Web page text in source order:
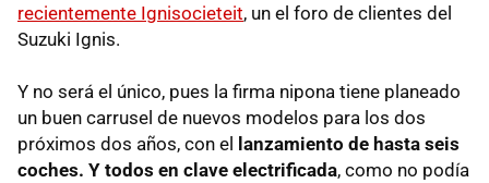
recientemente Ignisocieteit, un el foro de clientes del
Suzuki Ignis.
Y no será el único, pues la firma nipona tiene planeado
un buen carrusel de nuevos modelos para los dos
próximos dos años, con el lanzamiento de hasta seis
coches. Y todos en clave electrificada, como no podía